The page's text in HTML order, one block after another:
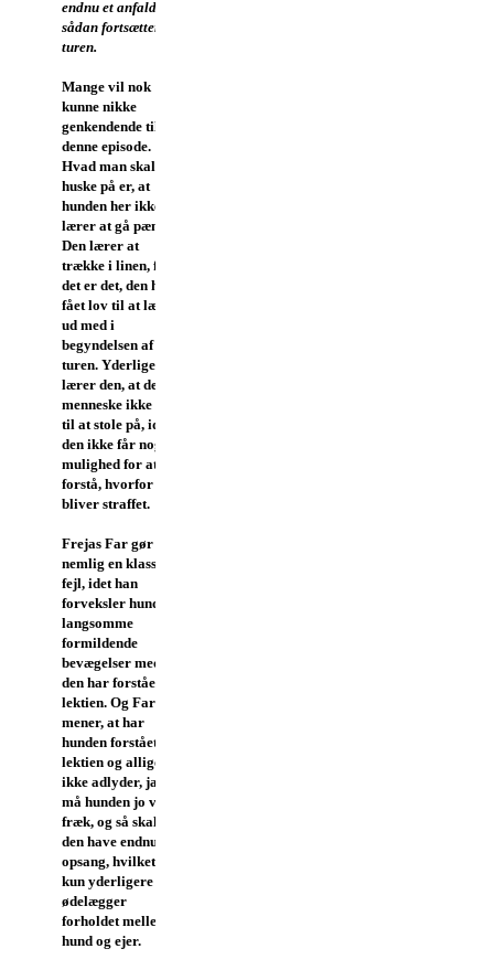
endnu et anfald. Og
sådan fortsætter de
turen.
Mange vil nok
kunne nikke
genkendende til
denne episode.
Hvad man skal
huske på er, at
hunden her ikke
lærer at gå pænt.
Den lærer at
trække i linen, for
det er det, den har
fået lov til at lægge
ud med i
begyndelsen af
turen. Yderligere
lærer den, at dens
menneske ikke er
til at stole på, idet
den ikke får nogen
mulighed for at
forstå, hvorfor den
bliver straffet.
Frejas Far gør
nemlig en klassisk
fejl, idet han
forveksler hundens
langsomme
formildende
bevægelser med, at
den har forstået
lektien. Og Faren
mener, at har
hunden forstået
lektien og alligevel
ikke adlyder, ja, så
må hunden jo være
fræk, og så skal
den have endnu en
opsang, hvilket jo
kun yderligere
ødelægger
forholdet mellem
hund og ejer.